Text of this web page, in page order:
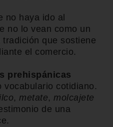
no haya ido al
no lo vean como un
que sostiene
el comercio.
prehispánicas
vocabulario cotidiano.
, metate, molcajete
de una